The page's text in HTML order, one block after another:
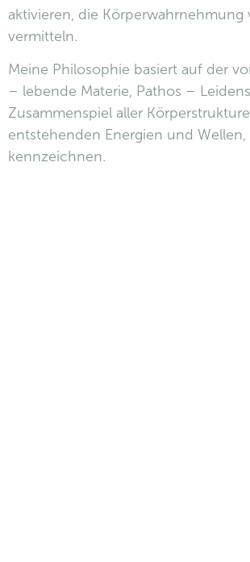
aktivieren, die
vermitteln.
Meine Philosophie basiert auf der
– lebende Materie, Pathos –
Zusammenspiel aller
entstehenden Energien und
kennzeichnen.